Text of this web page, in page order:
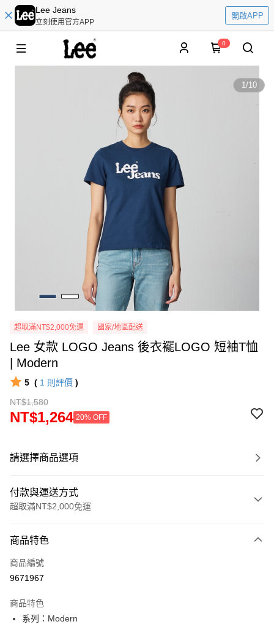
Lee Jeans
立刻使用官方APP
開啟APP
0
1/10
超取滿NT$2,000免運 國家/地區配送
Lee 女款 LOGO Jeans 後衣襬LOGO 短袖T恤
| Modern
5 ( 1 則評價 )
NT$1,580
NT$1,264 20% OFF
請選擇商品選項
付款與運送方式
超取滿NT$2,000免運
信用卡一次付款
信用卡分期付款
合作金庫商業銀行
華南商業銀行
超商取貨付款
商品特色
商品編號
9671967
商品特色
系列：Modern